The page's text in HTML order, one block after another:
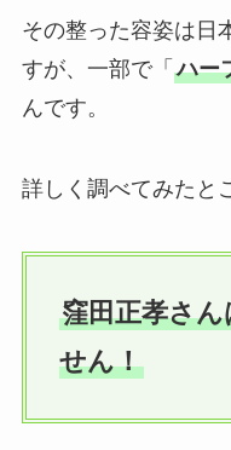
その整った容姿は日
すが、一部で「 ハー
んです。
詳しく調べてみたと
窪田正孝さ
せん！